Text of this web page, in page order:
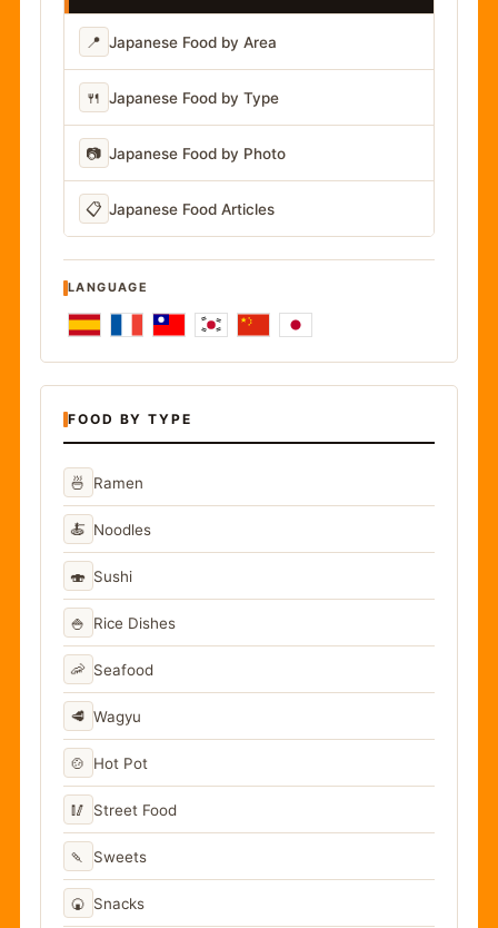
📍 Japanese Food by Area
🍴 Japanese Food by Type
📷 Japanese Food by Photo
📋 Japanese Food Articles
LANGUAGE
FOOD BY TYPE
🍜 Ramen
🍝 Noodles
🍣 Sushi
🍚 Rice Dishes
🦐 Seafood
🥩 Wagyu
🍲 Hot Pot
🥢 Street Food
🍡 Sweets
🍘 Snacks